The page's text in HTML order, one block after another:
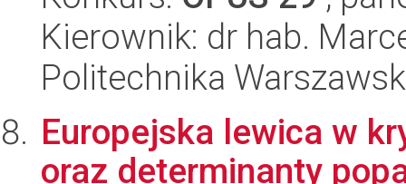
Kierownik: dr hab.
Politechnika
Europejska lewica w
oraz determinanty